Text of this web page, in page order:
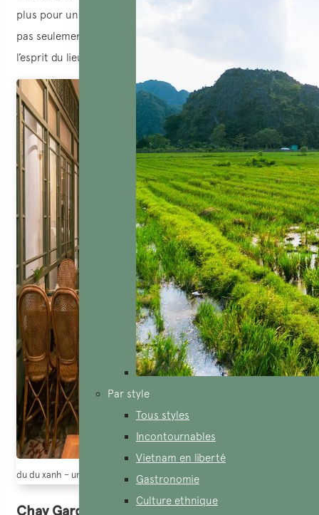
Par style
Tous styles
Incontournables
Vietnam en liberté
Gastronomie
Culture ethnique
plus pour un mode de vie durable. Ces boissons ne sont
pas seulement saines, elles sont aussi une prolongation de
l’esprit du lieu :
vivre plus vert, plus doux, plus vrai
du du xanh – un des meilleurs restaurants saigon (source: Elle)
Chay Garden